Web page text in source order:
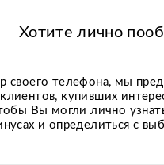
Хотите лично
своего телефона, мы
купивших
Вы могли лично
и определиться с